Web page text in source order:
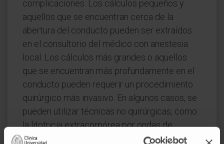
complicaciones. Los cálculos pequeños y
aquellos que se encuentran cerca de la
abertura del conducto pueden ser extraídos
en el consultorio del médico con anestesia
local. Los cálculos más grandes o aquellos
que se encuentran más profundamente en el
conducto pueden requerir un procedimiento
quirúrgico más invasivo. En algunos casos, se
pueden utilizar técnicas no quirúrgicas, como
la litotricia extracorpórea por ondas de
choque, que utiliza ondas de sonido para